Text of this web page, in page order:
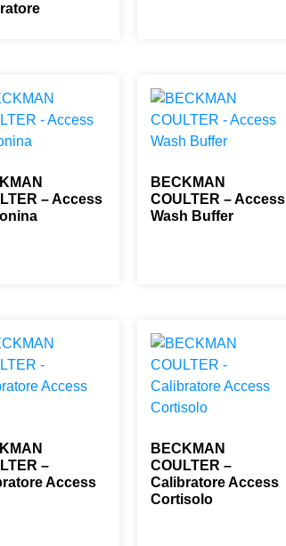
– Access
BECKMAN
COULTER – Access
Wash Buffer
–
Access
BECKMAN
COULTER –
Calibratore Access
Cortisolo